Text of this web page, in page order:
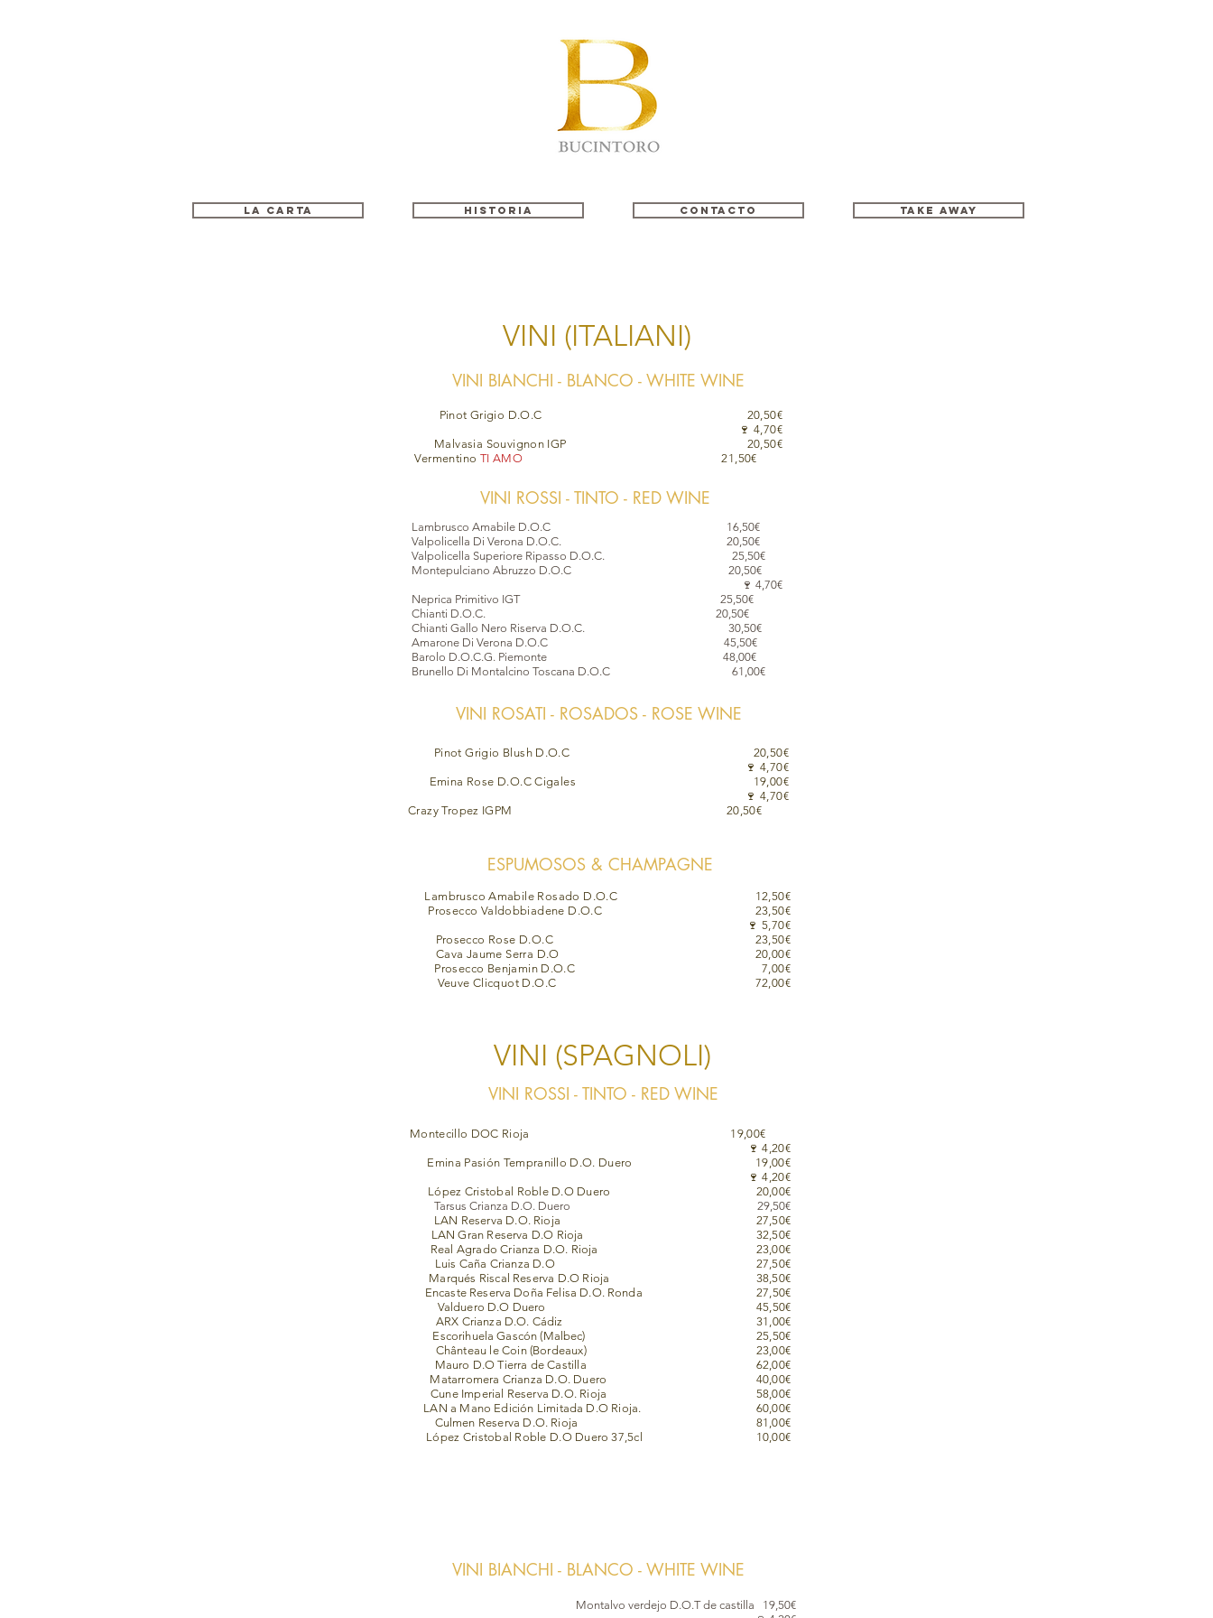
La carta Historia Contacto Take Away
VINI (ITALIANI)
VINI BIANCHI - BLANCO - WHITE WINE
Pinot Grigio D.O.C 20,50€
🍷 4,70€
Malvasia Souvignon IGP 20,50€
Vermentino TI AMO 21,50€
VINI ROSSI - TINTO - RED WINE
Lambrusco Amabile D.O.C 16,50€
Valpolicella Di Verona D.O.C. 20,50€
Valpolicella Superiore Ripasso D.O.C. 25,50€
Montepulciano Abruzzo D.O.C 20,50€
🍷 4,70€
Neprica Primitivo IGT 25,50€
Chianti D.O.C. 20,50€
Chianti Gallo Nero Riserva D.O.C. 30,50€
Amarone Di Verona D.O.C 45,50€
Barolo D.O.C.G. Piemonte 48,00€
Brunello Di Montalcino Toscana D.O.C 61,00€
VINI ROSATI - ROSADOS - ROSE WINE
Pinot Grigio Blush D.O.C 20,50€
🍷 4,70€
Emina Rose D.O.C Cigales 19,00€​
🍷 4,70€
Crazy Tropez IGPM 20,50€
ESPUMOSOS & CHAMPAGNE
Lambrusco Amabile Rosado D.O.C 12,50€
Prosecco Valdobbiadene D.O.C 23,50€
🍷 5,70€
Prosecco Rose D.O.C 23,50€
Cava Jaume Serra D.O 20,00€
Prosecco Benjamin D.O.C 7,00€
Veuve Clicquot D.O.C 72,00€
VINI (SPAGNOLI)
VINI ROSSI - TINTO - RED WINE
Montecillo DOC Rioja 19,00€
🍷 4,20€
Emina Pasión Tempranillo D.O. Duero 19,00€
🍷 4,20€
López Cristobal Roble D.O Duero 20,00€
Tarsus Crianza D.O. Duero 29,50€
LAN Reserva D.O. Rioja
27,50€
LAN Gran Reserva D.O Rioja
32,50€
Real Agrado Crianza D.O. Rioja 23,00€
Luis Caña Crianza D.O 27,50€
Marqués Riscal Reserva D.O Rioja 38,50€
Encaste Reserva Doña Felisa D.O. Ronda 27,50€
Valduero D.O Duero 45,50€
ARX Crianza D.O. Cádiz 31,00€
Escorihuela Gascón (Malbec) 25,50€
Chânteau le Coin (Bordeaux) 23,00€
Mauro D.O Tierra de Castilla 62,00€
Matarromera Crianza D.O. Duero 40,00€
Cune Imperial Reserva D.O. Rioja 58,00€
LAN a Mano Edición Limitada D.O Rioja. 60,00€
Culmen Reserva D.O. Rioja 81,00€
López Cristobal Roble D.O Duero 37,5cl 10,00€
VINI BIANCHI - BLANCO - WHITE WINE
Montalvo verdejo D.O.T de castilla 19,50€